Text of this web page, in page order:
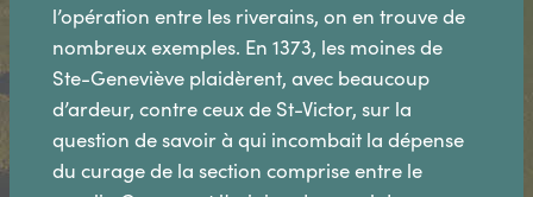
l’opération entre les riverains, on en trouve de
nombreux exemples. En 1373, les moines de
Ste-Geneviève plaidèrent, avec beaucoup
d’ardeur, contre ceux de St-Victor, sur la
question de savoir à qui incombait la dépense
du curage de la section comprise entre le